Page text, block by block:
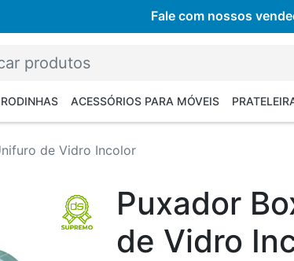
Fale com nossos
ACESSÓRIOS PARA MÓVEIS
de Vidro Incolor
Puxador
de Vidro